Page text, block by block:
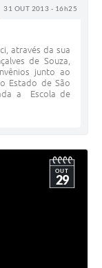
31 OUT 2013 - 16h25
através da sua
de Souza,
junto ao
Estado de São
a Escola de
OUT
29